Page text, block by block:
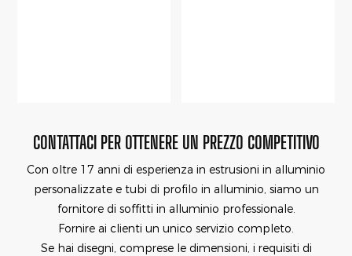
CONTATTACI PER OTTENERE UN PREZZO COMPETITIVO
Con oltre 17 anni di esperienza in estrusioni in alluminio
personalizzate e tubi di profilo in alluminio, siamo un
fornitore di soffitti in alluminio professionale.
Fornire ai clienti un unico servizio completo.
Se hai disegni, comprese le dimensioni, i requisiti di